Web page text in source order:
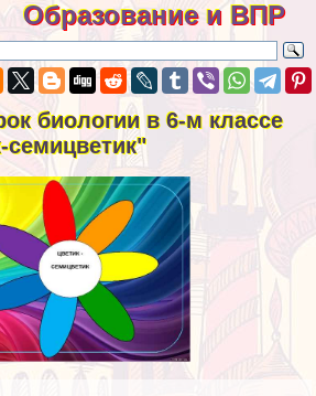
Образование и ВПР
биологии в 6-м классе
семицветик"